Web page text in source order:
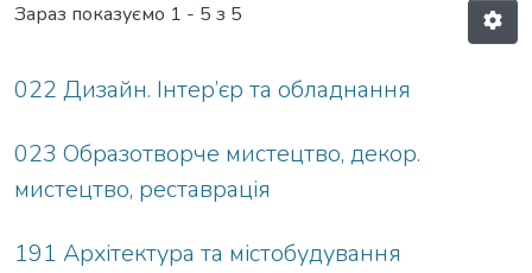
Зараз показуємо 1 - 5 з 5
022 Дизайн. Інтер’єр та обладнання
023 Образотворче мистецтво, декор.
мистецтво, реставрація
191 Архітектура та містобудування